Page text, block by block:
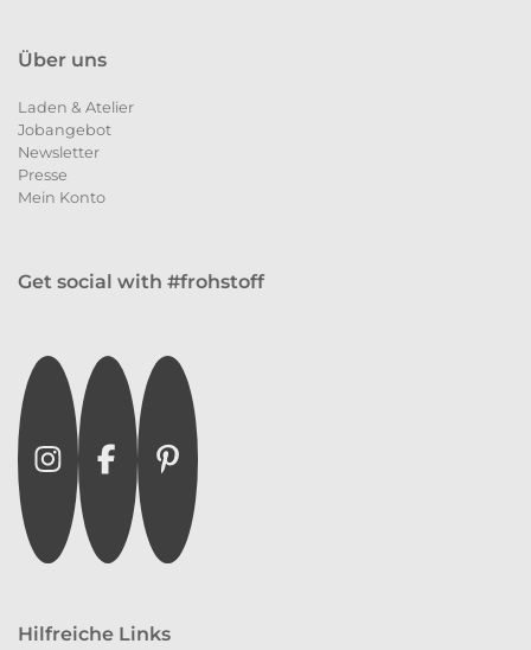
Über uns
Laden & Atelier
Jobangebot
Newsletter
Presse
Mein Konto
Get social with #frohstoff
InstagramFacebookPinterest
Hilfreiche Links